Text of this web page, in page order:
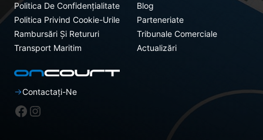
Politica De Confidențialitate
Politica Privind Cookie-Urile
Rambursări Și Retururi
Transport Maritim
Blog
Parteneriate
Tribunale Comerciale
Actualizări
Contactați-Ne
Facebook
Instagram